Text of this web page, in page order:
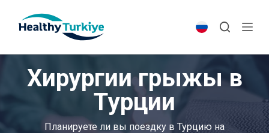
p
Хирургии грыжы в
Турции
Планируете ли вы поездку в Турцию на